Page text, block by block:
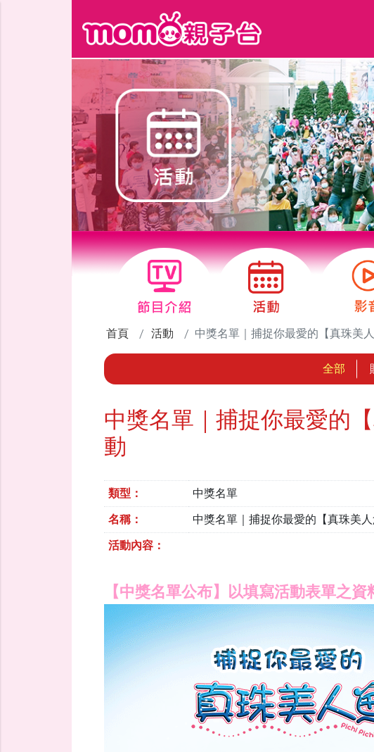
首頁 活動 中獎名單｜捕捉你最愛的【真珠美
全部
中獎名單｜捕捉你最愛的
動
類型： 中獎名單
名稱： 中獎名單｜捕捉你最愛的【真珠美
活動內容：
【中獎名單公布】以填寫活動表單之資